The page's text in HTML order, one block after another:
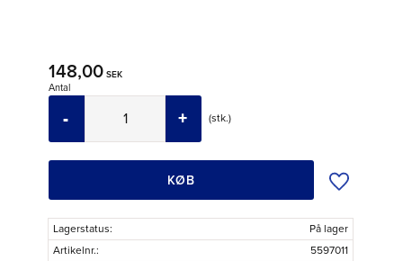
148,00 SEK
Antal
stk.
+
-
KØB Tilføj til
Lagerstatus
På lager
Artikelnr.
5597011